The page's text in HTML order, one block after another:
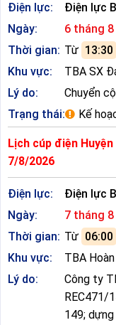
Điện lực:
Điện lực
Ngày:
6 tháng
Thời gian: Từ 13:30
Khu vực:
TBA SX
Lý do:
Chuyển
Trạng thái:
Kế
Lịch cúp điện
7/8/2026
Điện lực:
Điện lực
Ngày:
7 tháng
Thời gian: Từ 06:00
Khu vực:
TBA
Lý do:
Công ty
REC471/
149;